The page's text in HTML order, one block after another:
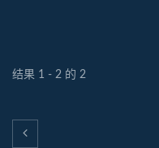
结果 1 - 2 的 2